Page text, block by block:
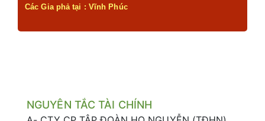
Các Gia phả tại : Vĩnh Phúc
NGUYÊN TẮC TÀI CHÍNH